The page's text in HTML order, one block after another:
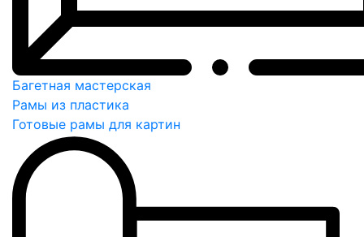
Багетная мастерская
Рамы из пластика
Готовые рамы для картин